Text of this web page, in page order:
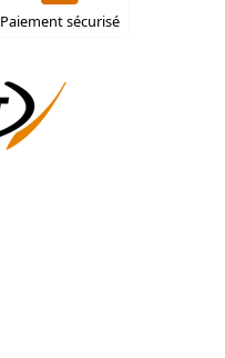
Paiement sécurisé